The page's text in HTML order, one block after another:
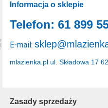
Zasady sprzedaży
Informacja o sklepie
mlazienka.pl ul. Składowa 17
Telefon: 61 899
E-mail: